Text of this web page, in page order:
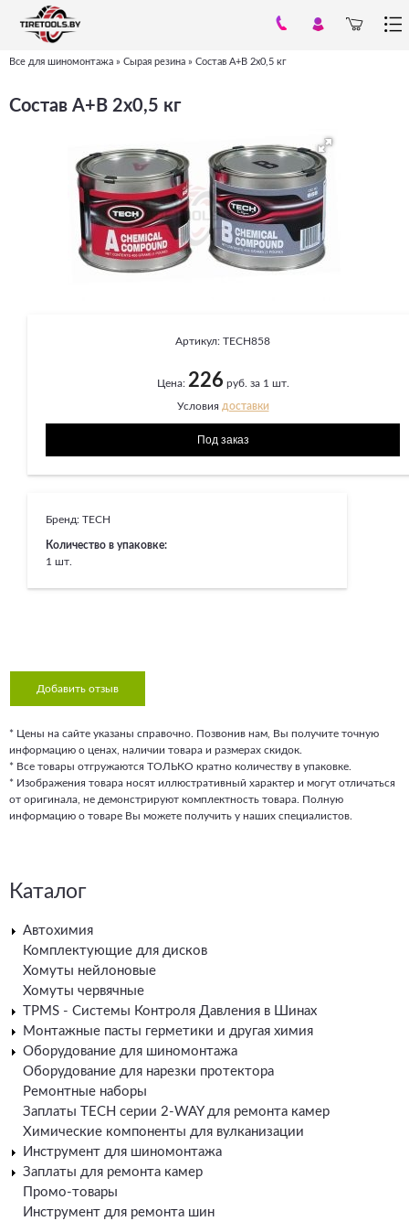
здесь
Все для шиномонтажа » Сырая резина » Состав А+В 2х0,5 кг
Состав А+В 2х0,5 кг
Артикул: TECH858
Цена: 226 руб. за 1 шт.
Условия доставки
Бренд: TECH
Количество в упаковке:
1 шт.
Добавить отзыв
* Цены на сайте указаны справочно. Позвонив нам, Вы получите точную
информацию о ценах, наличии товара и размерах скидок.
* Все товары отгружаются ТОЛЬКО кратно количеству в упаковке.
* Изображения товара носят иллюстративный характер и могут отличаться
от оригинала, не демонстрируют комплектность товара. Полную
информацию о товаре Вы можете получить у наших специалистов.
Каталог
Автохимия
Комплектующие для дисков
Хомуты нейлоновые
Хомуты червячные
TPMS - Системы Контроля Давления в Шинах
Монтажные пасты герметики и другая химия
Оборудование для шиномонтажа
Оборудование для нарезки протектора
Ремонтные наборы
Заплаты TECH серии 2-WAY для ремонта камер
Химические компоненты для вулканизации
Инструмент для шиномонтажа
Заплаты для ремонта камер
Промо-товары
Инструмент для ремонта шин